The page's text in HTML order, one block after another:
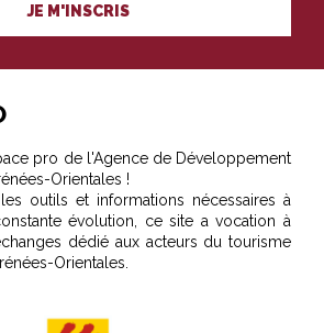
DU TOURISME
JE M'INSCRIS
pro de l'Agence de Développement
Orientales !
outils et informations nécessaires à
évolution, ce site a vocation à
dédié aux acteurs du tourisme
Orientales.